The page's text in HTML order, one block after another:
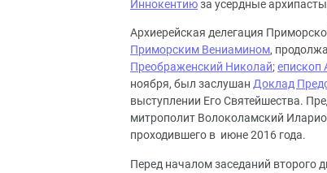
Иннокентиюза усердные
Архиерейская делегация
Приморским Вениамином,
Преображенский Николай;епископ
ноября, был заслушан Доклад
выступлении Его Святейшества.
митрополит Волоколамский
проходившего в июне 2016 года.
Перед началом заседаний второго